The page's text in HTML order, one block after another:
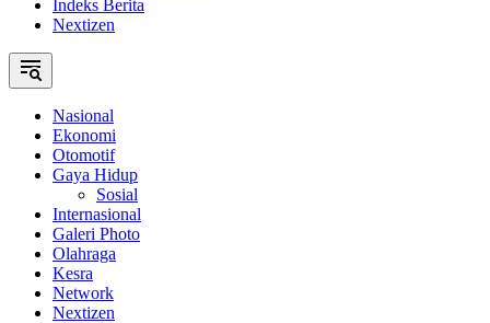
Indeks Berita
Nextizen
Nasional
Ekonomi
Otomotif
Gaya Hidup
Sosial
Internasional
Galeri Photo
Olahraga
Kesra
Network
Nextizen